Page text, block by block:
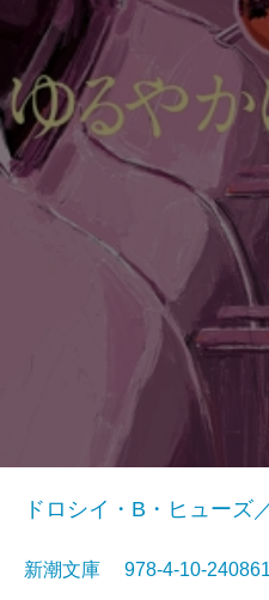
ドロシイ・B・ヒューズ
新潮文庫 978-4-10-